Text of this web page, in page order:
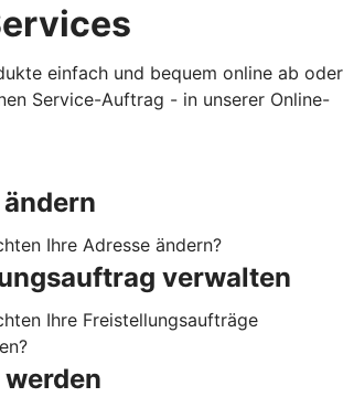
einfach und bequem online ab oder
Service-Auftrag - in unserer Online-
Ihre Adresse ändern?
verwalten
Ihre Freistellungsaufträge